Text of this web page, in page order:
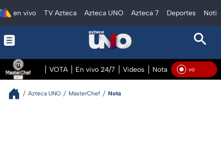
en vivo TV Azteca Azteca UNO Azteca 7 Deportes
VOTA En vivo 24/7 Videos Notas En vivo En
Azteca UNO MasterChef Nota